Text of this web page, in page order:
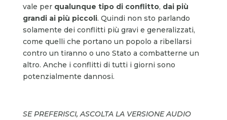
vale per qualunque tipo di conflitto, dai più
grandi ai più piccoli. Quindi non sto parlando
solamente dei conflitti più gravi e generalizzati,
come quelli che portano un popolo a ribellarsi
contro un tiranno o uno Stato a combatterne un
altro. Anche i conflitti di tutti i giorni sono
potenzialmente dannosi.
SE PREFERISCI, ASCOLTA LA VERSIONE AUDIO